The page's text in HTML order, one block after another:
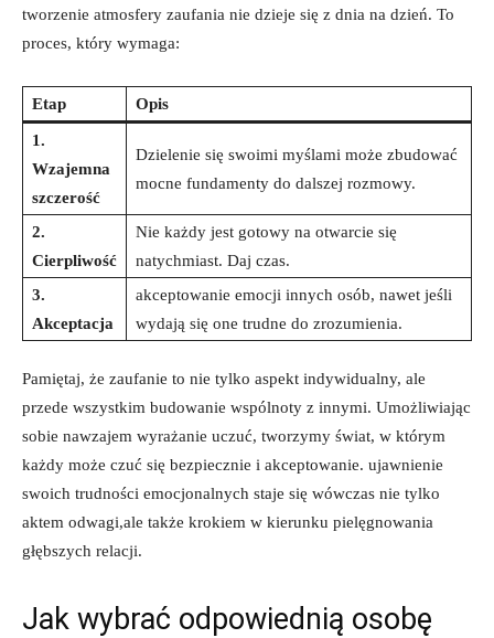
tworzenie atmosfery zaufania nie dzieje się z dnia na dzień. To
proces, który wymaga:
Etap Opis
1.
Wzajemna
szczerość
Dzielenie się swoimi myślami może zbudować
mocne fundamenty do dalszej rozmowy.
2.
Cierpliwość
Nie każdy jest gotowy na otwarcie się
natychmiast. Daj czas.
3.
Akceptacja
akceptowanie emocji innych osób, nawet jeśli
wydają się one trudne do zrozumienia.
Pamiętaj, że zaufanie to nie tylko aspekt indywidualny, ale
przede wszystkim budowanie wspólnoty z innymi. Umożliwiając
sobie nawzajem wyrażanie uczuć, tworzymy świat, w którym
każdy może czuć się bezpiecznie i akceptowanie. ujawnienie
swoich trudności emocjonalnych staje się wówczas nie tylko
aktem odwagi,ale także krokiem w kierunku pielęgnowania
głębszych relacji.
Jak wybrać odpowiednią osobę